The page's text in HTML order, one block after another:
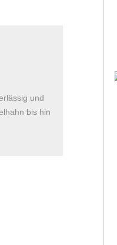
und
bis hin